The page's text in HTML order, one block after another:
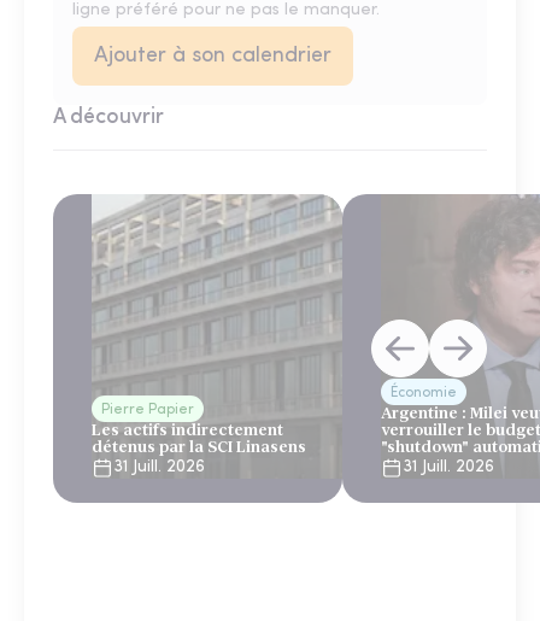
ligne préféré pour ne pas le manquer.
Ajouter à son calendrier
A découvrir
Pierre Papier
Les actifs indirectement
détenus par la SCI Linasens
31 Juill. 2026
Économie
Argentine : Milei
verrouiller le
"shutdown"
sous le regard
du FMI
31 Juill. 2026